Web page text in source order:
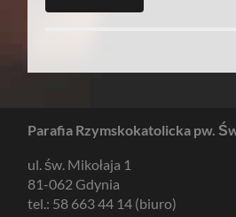
Parafia Rzymskokatolicka pw.
ul. św. Mikołaja 1
81-062 Gdynia
tel.: 58 663 44 14 (biuro)